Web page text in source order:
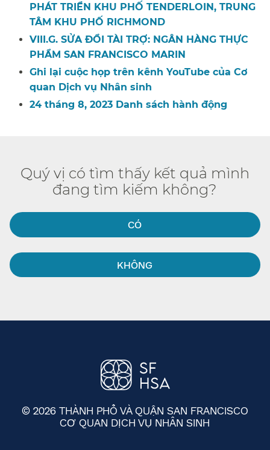
PHÁT TRIỂN KHU PHỐ TENDERLOIN, TRUNG
TÂM KHU PHỐ RICHMOND​​
VIII.G. SỬA ĐỔI TÀI TRỢ: NGÂN HÀNG THỰC
PHẨM SAN FRANCISCO MARIN​​
Ghi lại cuộc họp trên kênh YouTube của Cơ
quan Dịch vụ Nhân sinh​​
24 tháng 8, 2023 Danh sách hành động​​
Quý vị có tìm thấy kết quả mình
đang tìm kiếm không?​​
CÓ​​
KHÔNG​​
© 2026 THÀNH PHỐ VÀ QUẬN SAN FRANCISCO
CƠ QUAN DỊCH VỤ NHÂN SINH